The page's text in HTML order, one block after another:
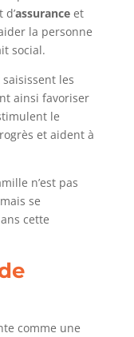
assuranceet
la personne
social.
les
ainsi favoriser
le
et aident à
n’est pas
se
cette
comme une